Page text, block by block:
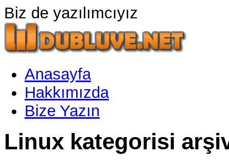
Biz de yazılımcıyız
Anasayfa
Hakkımızda
Bize Yazın
Linux kategorisi